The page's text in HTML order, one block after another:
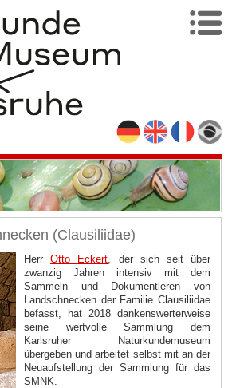
(Clausiliidae)
HerrOtto Eckert , der sich seit über
zwanzig Jahren intensiv mit dem
Sammeln und Dokumentieren von
Landschnecken der Familie Clausiliidae
befasst, hat 2018 dankenswerterweise
seine wertvolle Sammlung dem
Karlsruher Naturkundemuseum
übergeben und arbeitet selbst mit an der
Neuaufstellung der Sammlung für das
SMNK.